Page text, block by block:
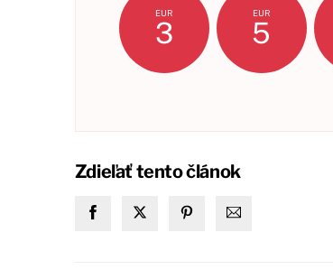
EUR
3
EUR
5
Zdieľať tento článok